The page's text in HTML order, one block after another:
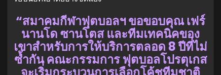
“สมาคมกีฬาฟุตบอลฯ ขอขอบคุณ เฟร์
นานโด ซานโตส และทีมเทคนิคของ
เขาสำหรับการให้บริการตลอด 8 ปีที่ไม่
ซ้ำกัน คณะกรรมการ ฟุตบอลโปรตุเกส